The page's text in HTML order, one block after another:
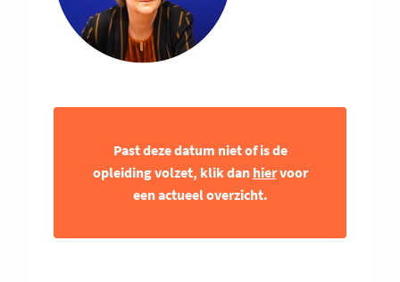
Past deze datum niet of is de
opleiding volzet, klik dan hiervoor
een actueel overzicht.